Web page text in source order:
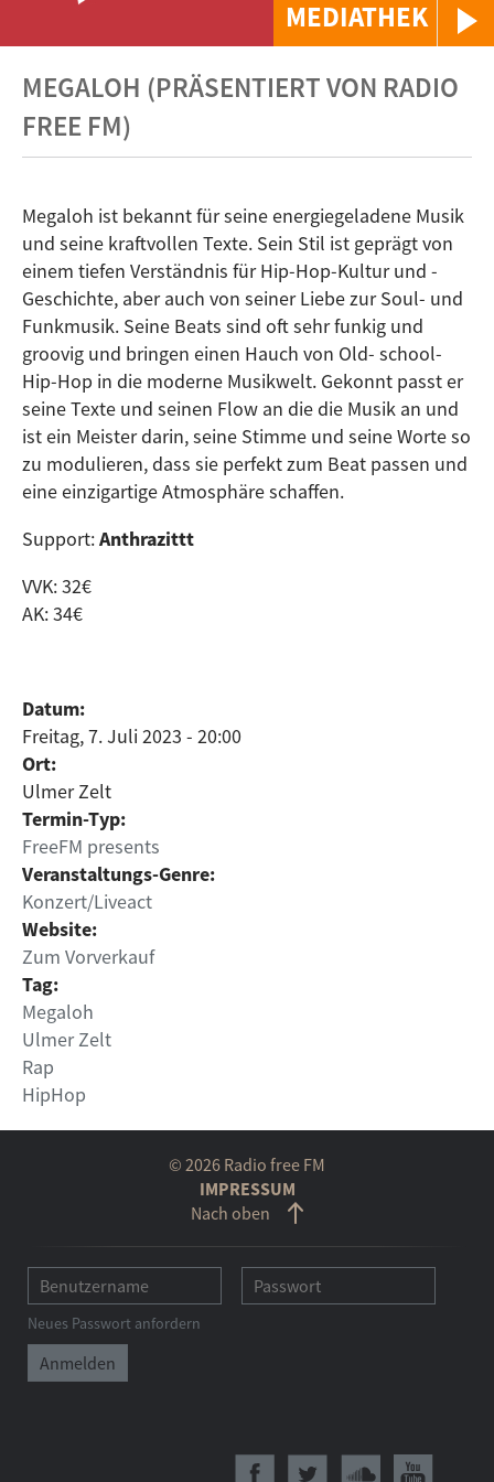
MEDIATHEK
MEGALOH (PRÄSENTIERT VON RADIO
FREE FM)
Megaloh ist bekannt für seine energiegeladene Musik
und seine kraftvollen Texte. Sein Stil ist geprägt von
einem tiefen Verständnis für Hip-Hop-Kultur und -
Geschichte, aber auch von seiner Liebe zur Soul- und
Funkmusik. Seine Beats sind oft sehr funkig und
groovig und bringen einen Hauch von Old- school-
Hip-Hop in die moderne Musikwelt. Gekonnt passt er
seine Texte und seinen Flow an die die Musik an und
ist ein Meister darin, seine Stimme und seine Worte so
zu modulieren, dass sie perfekt zum Beat passen und
eine einzigartige Atmosphäre schaffen.
Support:Anthrazittt
VVK: 32€
AK: 34€
Datum:
Freitag, 7. Juli 2023 - 20:00
Ort:
Ulmer Zelt
Termin-Typ:
FreeFM presents
Veranstaltungs-Genre:
Konzert/Liveact
Website:
Zum Vorverkauf
Tag:
Megaloh
Ulmer Zelt
Rap
HipHop
© 2026 Radio free FM
IMPRESSUM
Nach oben
Neues Passwort anfordern